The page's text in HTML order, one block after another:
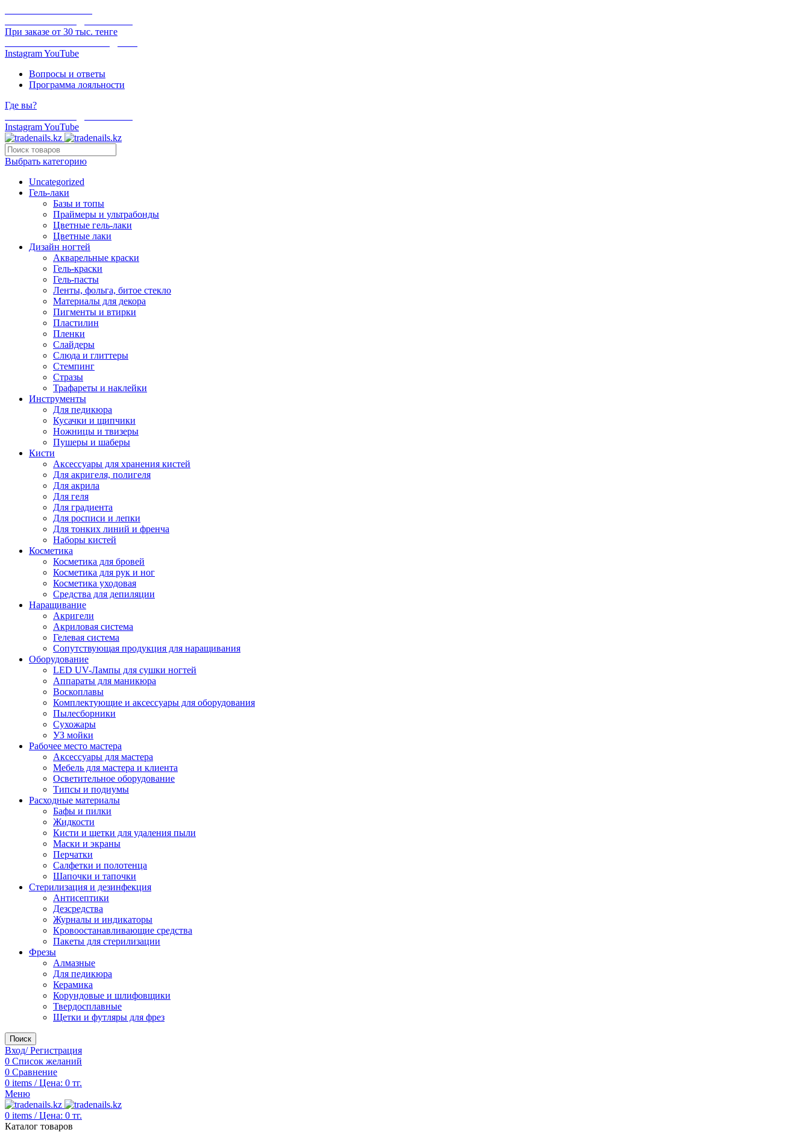
При заказе от 30 тыс. тенге
InstagramYouTube
Вопросы и ответы
Программа лояльности
Где вы?
InstagramYouTube
Выбрать категорию
Uncategorized
Гель-лаки
Базы и топы
Праймеры и ультрабонды
Цветные гель-лаки
Цветные лаки
Дизайн ногтей
Акварельные краски
Гель-краски
Гель-пасты
Ленты, фольга, битое стекло
Материалы для декора
Пигменты и втирки
Пластилин
Пленки
Слайдеры
Слюда и глиттеры
Стемпинг
Стразы
Трафареты и наклейки
Инструменты
Для педикюра
Кусачки и щипчики
Ножницы и твизеры
Пушеры и шаберы
Кисти
Аксессуары для хранения кистей
Для акригеля, полигеля
Для акрила
Для геля
Для градиента
Для росписи и лепки
Для тонких линий и френча
Наборы кистей
Косметика
Косметика для бровей
Косметика для рук и ног
Косметика уходовая
Средства для депиляции
Наращивание
Акригели
Акриловая система
Гелевая система
Сопутствующая продукция для наращивания
Оборудование
LED UV-Лампы для сушки ногтей
Аппараты для маникюра
Воскоплавы
Комплектующие и аксессуары для оборудования
Пылесборники
Сухожары
УЗ мойки
Рабочее место мастера
Аксессуары для мастера
Мебель для мастера и клиента
Осветительное оборудование
Типсы и подиумы
Расходные материалы
Бафы и пилки
Жидкости
Кисти и щетки для удаления пыли
Маски и экраны
Перчатки
Салфетки и полотенца
Шапочки и тапочки
Стерилизация и дезинфекция
Антисептики
Дезсредства
Журналы и индикаторы
Кровоостанавливающие средства
Пакеты для стерилизации
Фрезы
Алмазные
Для педикюра
Керамика
Корундовые и шлифовщики
Твердосплавные
Щетки и футляры для фрез
Поиск
Вход/ Регистрация
0 Список желаний
0 Сравнение
0 items / Цена: 0 тг.
Меню
0 items / Цена: 0 тг.
Каталог товаров